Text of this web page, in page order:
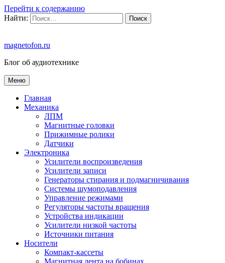
Перейти к содержанию
Найти:
magnetofon.ru
Блог об аудиотехнике
Меню
Главная
Механика
ЛПМ
Магнитные головки
Прижимные ролики
Датчики
Электроника
Усилители воспроизведения
Усилители записи
Генераторы стирания и подмагничивания
Системы шумоподавления
Управление режимами
Регуляторы частоты вращения
Устройства индикации
Усилители низкой частоты
Источники питания
Носители
Компакт-кассеты
Магнитная лента на бобинах